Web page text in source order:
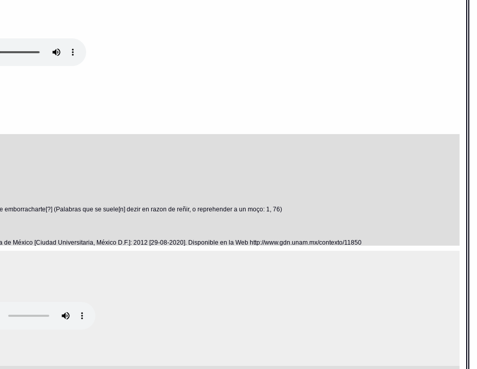
emborracharte[?] (Palabras que se suele[n] dezir en razon de reñir, o reprehender a un moço: 1, 76)
México [Ciudad Universitaria, México D.F.]: 2012 [29-08-2020]. Disponible en la Web http://www.gdn.unam.mx/contexto/11850